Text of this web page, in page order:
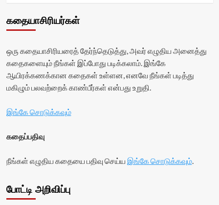
கதையாசிரியர்கள்
ஒரு கதையாசிரியரைத் தேர்ந்தெடுத்து, அவர் எழுதிய அனைத்து
கதைகளையும் நீங்கள் இப்போது படிக்கலாம். இங்கே
ஆயிரக்கணக்கான கதைகள் உள்ளன, எனவே நீங்கள் படித்து
மகிழும் பலவற்றைக் காண்பீர்கள் என்பது உறுதி.
இங்கே சொடுக்கவும்
கதைப்பதிவு
நீங்கள் எழுதிய கதையை பதிவு செய்ய இங்கே சொடுக்கவும்.
போட்டி அறிவிப்பு